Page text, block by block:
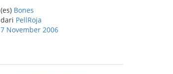
(es) Bones
dari PellRoja
7 November 2006